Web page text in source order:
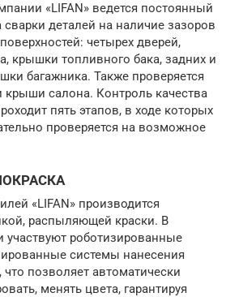
«LIFAN» ведется постоянный
сварки деталей на наличие зазоров
четырех дверей,
крышки топливного бака, задних и
багажника. Также проверяется
крыши салона. Контроль качества
пять этапов, в ходе которых
проверяется на возможное
«LIFAN» производится
распыляющей краски. В
участвуют роботизированные
системы нанесения
позволяет автоматически
менять цвета, гарантируя